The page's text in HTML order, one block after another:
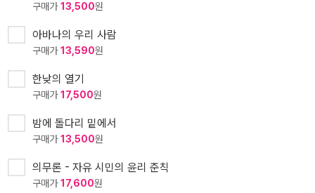
구매가13,500원
아바나의 우리 사람
구매가13,590원
한낮의 열기
구매가17,500원
밤에 돌다리 밑에서
구매가13,500원
의무론 - 자유 시민의 윤리 준칙
구매가17,600원